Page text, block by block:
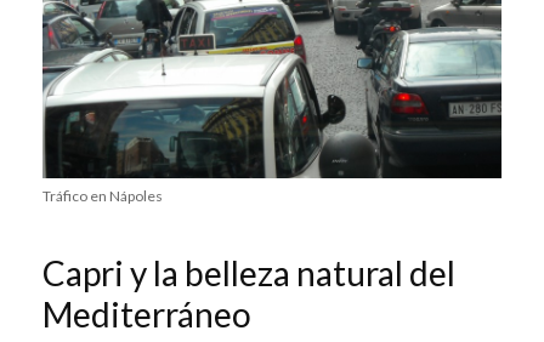
Tráfico en Nápoles
Capri y la belleza natural del
Mediterráneo